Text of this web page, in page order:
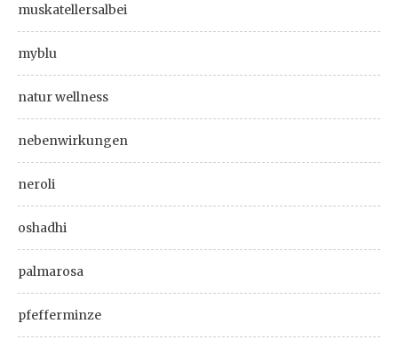
muskatellersalbei
myblu
natur wellness
nebenwirkungen
neroli
oshadhi
palmarosa
pfefferminze